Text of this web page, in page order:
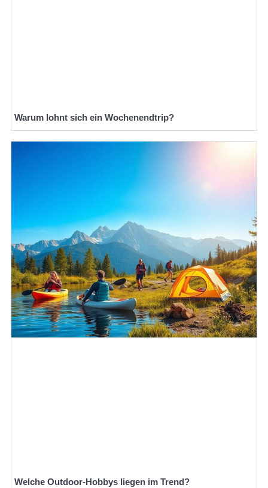
Warum lohnt sich ein Wochenendtrip?
Welche Outdoor-Hobbys liegen im Trend?